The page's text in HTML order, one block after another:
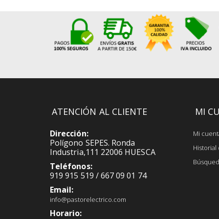
ATENCIÓN AL CLIENTE
Dirección:
Polígono SEPES. Ronda
Industria,111 22006 HUESCA
Teléfonos:
919 915 519 / 667 09 01 74
Email:
info@pastorelectrico.com
Horario:
MI
Mi